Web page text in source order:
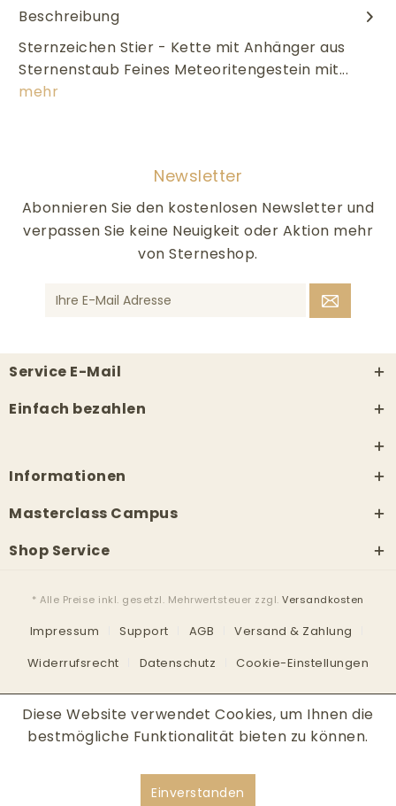
Beschreibung
Sternzeichen Stier - Kette mit Anhänger aus
Sternenstaub Feines Meteoritengestein mit...
mehr
Newsletter
Abonnieren Sie den kostenlosen Newsletter und
verpassen Sie keine Neuigkeit oder Aktion mehr
von Sterneshop.
Service E-Mail
Einfach bezahlen
Informationen
Masterclass Campus
Shop Service
* Alle Preise inkl. gesetzl. Mehrwertsteuer zzgl.Versandkosten
Impressum Support AGB
Versand & Zahlung
Widerrufsrecht
Datenschutz Cookie-Einstellungen
Diese Website verwendet Cookies, um Ihnen die
bestmögliche Funktionalität bieten zu können.
Einverstanden